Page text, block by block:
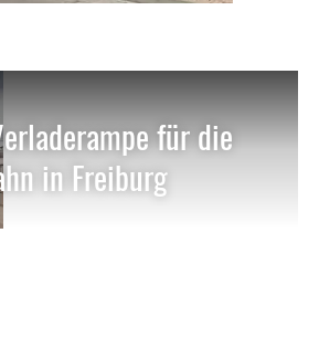
für die
in Freiburg